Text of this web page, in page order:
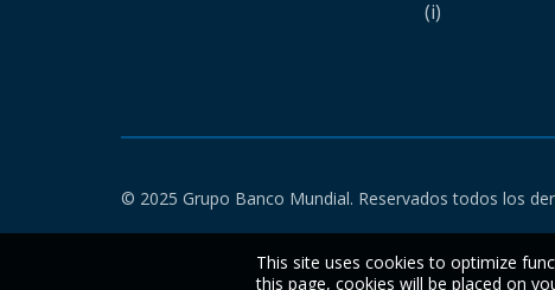
(i)
© 2025 Grupo Banco Mundial. Reservados todos los
This site uses cookies to optimize
this page, cookies will be placed on